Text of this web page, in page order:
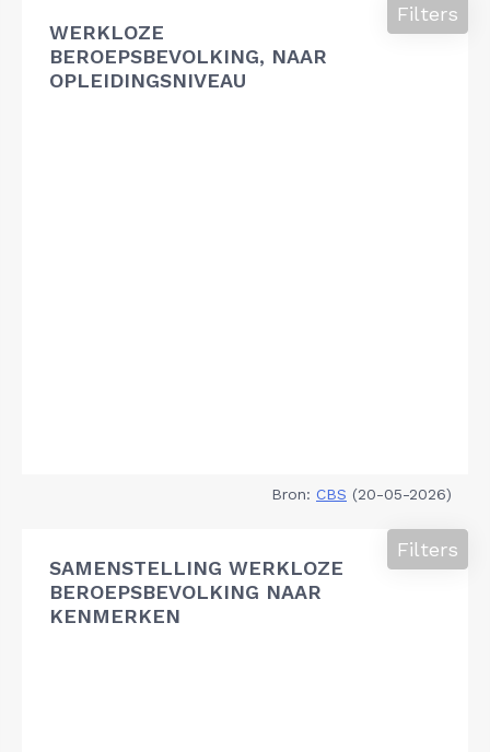
WERKLOZE
BEROEPSBEVOLKING, NAAR
OPLEIDINGSNIVEAU
Filters
Bron: CBS (20-05-2026)
SAMENSTELLING WERKLOZE
BEROEPSBEVOLKING NAAR
KENMERKEN
Filters